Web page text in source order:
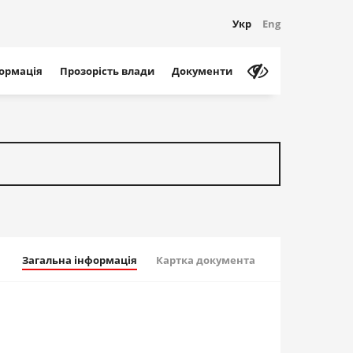
Укр Eng
Прозорість влади Документи
Загальна інформація Картка документа